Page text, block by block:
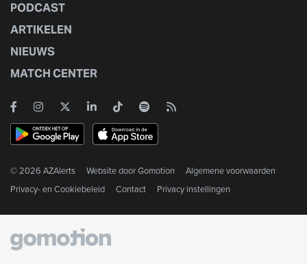
PODCAST
ARTIKELEN
NIEUWS
MATCH CENTER
© 2026 AZAlerts Website doorGomotion
Algemene voorwaarden
Privacy- en Cookiebeleid
Contact Privacy instellingen